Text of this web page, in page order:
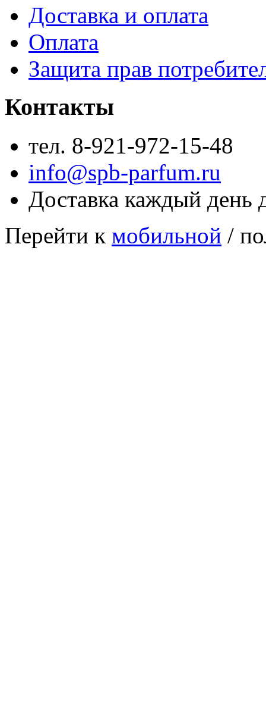
Доставка и оплата
Оплата
Защита прав
Контакты
тел. 8-921-972-15-48
info@spb-parfum.ru
Доставка каждый день
Перейти к мобильной /